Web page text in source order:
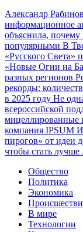
Александр
информационное
объяснила, почему
популярными В
«Русского Света»
«Новые Огни на
разных регионов
рекорды:
в 2025 году Не
всероссийской
мицеллированные
компания IPSUM
пирогов» от идеи
чтобы стать лучше
Общество
Политика
Экономика
В мире
Технологии